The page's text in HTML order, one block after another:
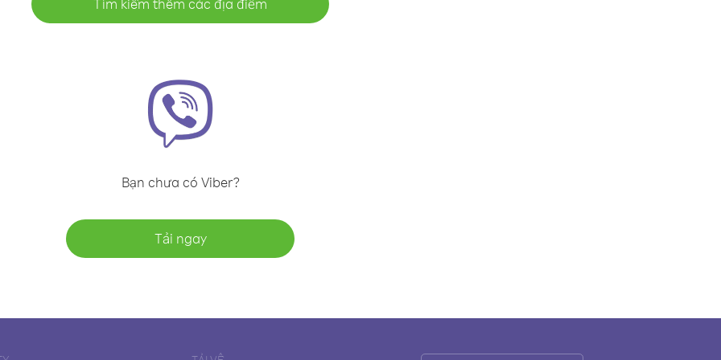
Tìm kiếm thêm các địa điểm
Bạn chưa có Viber?
Tải ngay